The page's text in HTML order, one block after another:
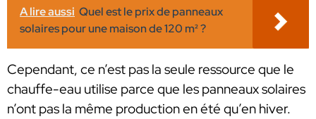
A lire aussi Quel est le prix de panneaux
solaires pour une maison de 120 m² ?
Cependant, ce n’est pas la seule ressource que le
chauffe-eau utilise parce que les panneaux solaires
n’ont pas la même production en été qu’en hiver.